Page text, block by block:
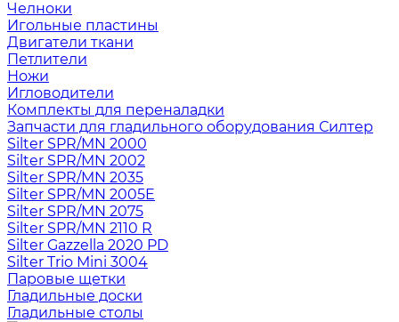
Челноки
Игольные пластины
Двигатели ткани
Петлители
Ножи
Игловодители
Комплекты для переналадки
Запчасти для гладильного оборудования Силтер
Silter SPR/MN 2000
Silter SPR/MN 2002
Silter SPR/MN 2035
Silter SPR/MN 2005E
Silter SPR/MN 2075
Silter SPR/MN 2110 R
Silter Gazzella 2020 PD
Silter Trio Mini 3004
Паровые щетки
Гладильные доски
Гладильные столы